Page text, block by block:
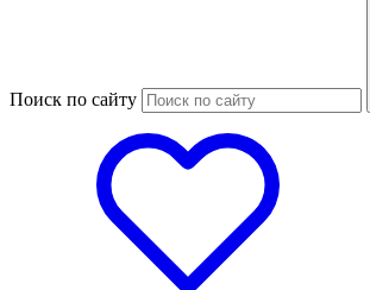
Поиск по сайту